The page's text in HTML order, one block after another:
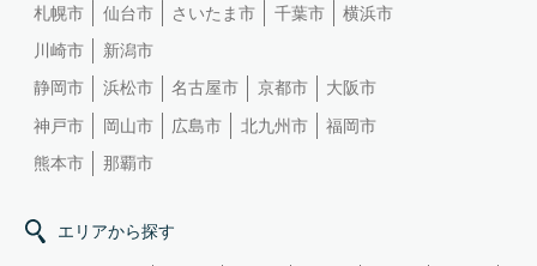
札幌市 仙台市 さいたま市 千葉市
横浜市
川崎市
新潟市
静岡市
浜松市 名古屋市 京都市
大阪市
神戸市
岡山市 広島市 北九州市
福岡市
熊本市
那覇市
エリアから探す